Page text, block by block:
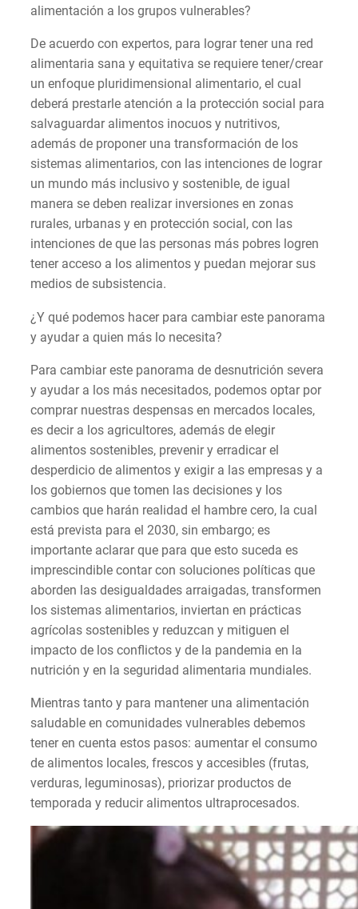
alimentación a los grupos vulnerables?
De acuerdo con expertos, para lograr tener una red
alimentaria sana y equitativa se requiere tener/crear
un enfoque pluridimensional alimentario, el cual
deberá prestarle atención a la protección social para
salvaguardar alimentos inocuos y nutritivos,
además de proponer una transformación de los
sistemas alimentarios, con las intenciones de lograr
un mundo más inclusivo y sostenible, de igual
manera se deben realizar inversiones en zonas
rurales, urbanas y en protección social, con las
intenciones de que las personas más pobres logren
tener acceso a los alimentos y puedan mejorar sus
medios de subsistencia.
¿Y qué podemos hacer para cambiar este panorama
y ayudar a quien más lo necesita?
Para cambiar este panorama de desnutrición severa
y ayudar a los más necesitados, podemos optar por
comprar nuestras despensas en mercados locales,
es decir a los agricultores, además de elegir
alimentos sostenibles, prevenir y erradicar el
desperdicio de alimentos y exigir a las empresas y a
los gobiernos que tomen las decisiones y los
cambios que harán realidad el hambre cero, la cual
está prevista para el 2030, sin embargo; es
importante aclarar que para que esto suceda es
imprescindible contar con soluciones políticas que
aborden las desigualdades arraigadas, transformen
los sistemas alimentarios, inviertan en prácticas
agrícolas sostenibles y reduzcan y mitiguen el
impacto de los conflictos y de la pandemia en la
nutrición y en la seguridad alimentaria mundiales.
Mientras tanto y para mantener una alimentación
saludable en comunidades vulnerables debemos
tener en cuenta estos pasos: aumentar el consumo
de alimentos locales, frescos y accesibles (frutas,
verduras, leguminosas), priorizar productos de
temporada y reducir alimentos ultraprocesados.